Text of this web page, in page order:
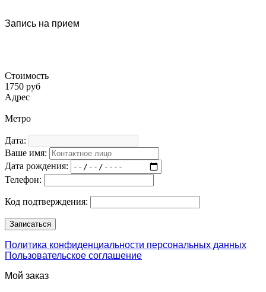
Запись на прием
Стоимость
1750 руб
Адрес
Метро
Дата:
Ваше имя:
Дата рождения:
Телефон:
Код подтверждения:
Политика конфиденциальности персональных данных
Пользовательское соглашение
Мой заказ